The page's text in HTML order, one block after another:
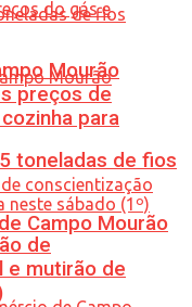
toneladas de fios
Campo Mourão
Mourão
preços de
para
de
e mutirão de